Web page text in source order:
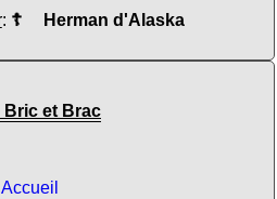
: ☦Herman d'Alaska
Bric et Brac